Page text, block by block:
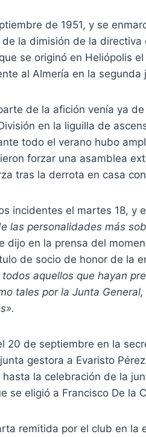
de 1951, y se
la dimisión de la directiva
se originó en Heliópolis
al Almería en la segunda
de la afición venía ya
en la liguilla de
todo el verano hubo
forzar una asamblea
tras la derrota en casa
incidentes el martes 18, y
las personalidades más
dijo en la prensa del
de socio de honor de la
todos aquellos que hayan
tales por la Junta
20 de septiembre en la
gestora a Evaristo
la celebración de la
se eligió a Francisco De la
remitida por el club en la